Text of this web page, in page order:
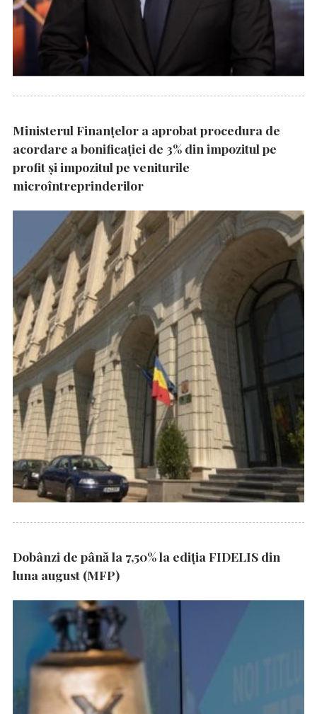
Ministerul Finanțelor a aprobat procedura de
acordare a bonificației de 3% din impozitul pe
profit și impozitul pe veniturile
microîntreprinderilor
Dobânzi de până la 7,50% la ediția FIDELIS din
luna august (MFP)